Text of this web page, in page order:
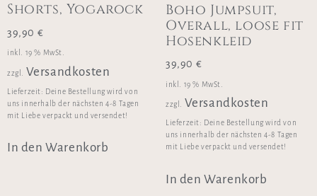
Shorts, Yogarock
39,90 €
inkl. 19 % MwSt.
zzgl. Versandkosten
Lieferzeit: Deine Bestellung wird von
uns innerhalb der nächsten 4-8 Tagen
mit Liebe verpackt und versendet!
In den Warenkorb
Boho Jumpsuit,
Overall, loose fit
Hosenkleid
39,90 €
inkl. 19 % MwSt.
zzgl. Versandkosten
Lieferzeit: Deine Bestellung wird von
uns innerhalb der nächsten 4-8 Tagen
mit Liebe verpackt und versendet!
In den Warenkorb